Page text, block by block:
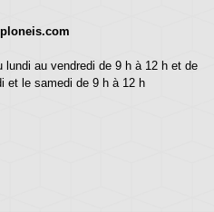
lundi au vendredi de 9 h à 12 h et de
et le samedi de 9 h à 12 h